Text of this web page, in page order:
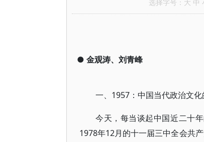
选择字号： 大 中
● 金观涛、刘青峰
一、1957：中国当代政治文
今天，每当谈起中国近二十
1978年12月的十一届三中全会共